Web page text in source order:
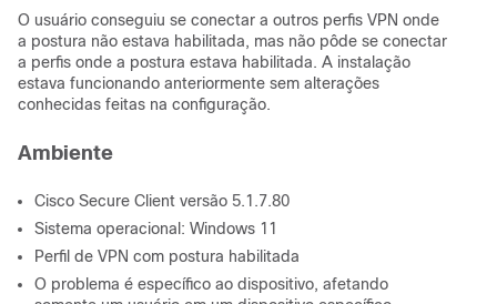
O usuário conseguiu se conectar a outros perfis VPN onde
a postura não estava habilitada, mas não pôde se conectar
a perfis onde a postura estava habilitada. A instalação
estava funcionando anteriormente sem alterações
conhecidas feitas na configuração.
Ambiente
Cisco Secure Client versão 5.1.7.80
Sistema operacional: Windows 11
Perfil de VPN com postura habilitada
O problema é específico ao dispositivo, afetando